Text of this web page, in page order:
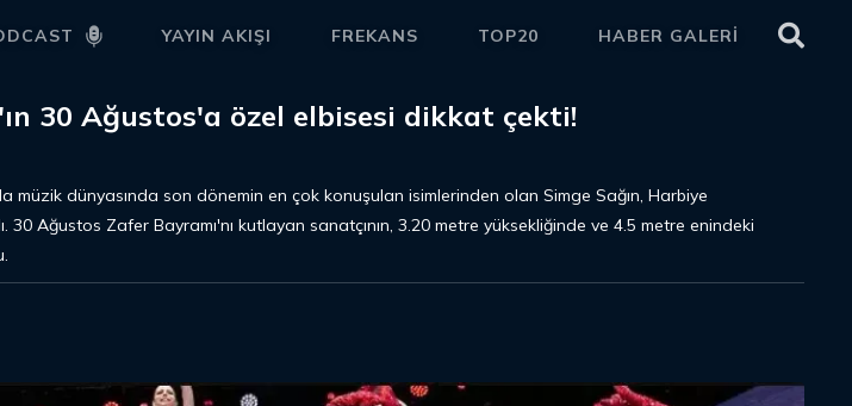
YAYIN AKIŞI FREKANS TOP20 HABER GALERİ
30 Ağustos'a özel elbisesi dikkat çekti!
müzik dünyasında son dönemin en çok konuşulan isimlerinden olan Simge Sağın, Harbiye
30 Ağustos Zafer Bayramı'nı kutlayan sanatçının, 3.20 metre yüksekliğinde ve 4.5 metre enindeki